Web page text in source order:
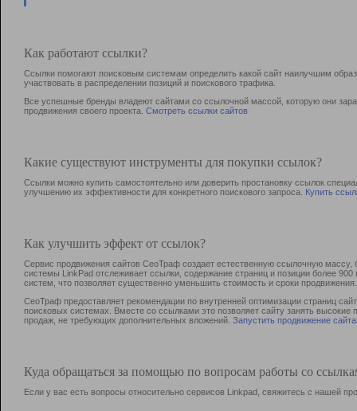
Как работают ссылки?
Ссылки помогают поисковым системам определить какой сайт наилучшим
участвовать в раcпределении позиций и поискового трафика.
Все успешные бренды владеют сайтами со ссылочной массой, которую они
продвижения своего проекта. Смотреть ссылки сайтов
Какие существуют инструменты для покупки ссылок?
Ссылки можно купить самостоятельно или доверить простановку ссылок
улучшению их эффективности для конкретного поискового запроса. Купить
Как улучшить эффект от ссылок?
Сервис продвижения сайтов СеоТраф создает естественную ссылочную
системы LinkPad отслеживает ссылки, содержание страниц и позиции более
систем, что позволяет существенно уменьшить стоимость и сроки продвижения.
СеоТраф предоставляет рекомендации по внутренней оптимизации страниц
поисковых системах. Вместе со ссылками это позволяет сайту занять
продаж, не требующих дополнительных вложений. Запустить продвижение сайта
Куда обращаться за помощью по вопросам работы со
Если у вас есть вопросы относительно сервисов Linkpad, свяжитесь с нашей